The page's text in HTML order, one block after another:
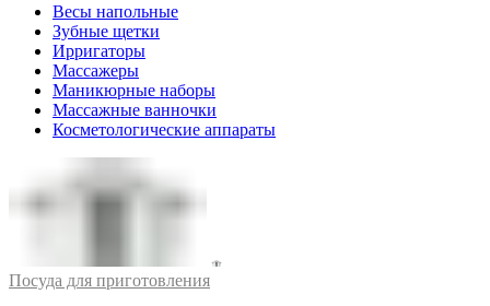
Весы напольные
Зубные щетки
Ирригаторы
Массажеры
Маникюрные наборы
Массажные ванночки
Косметологические аппараты
Посуда для приготовления